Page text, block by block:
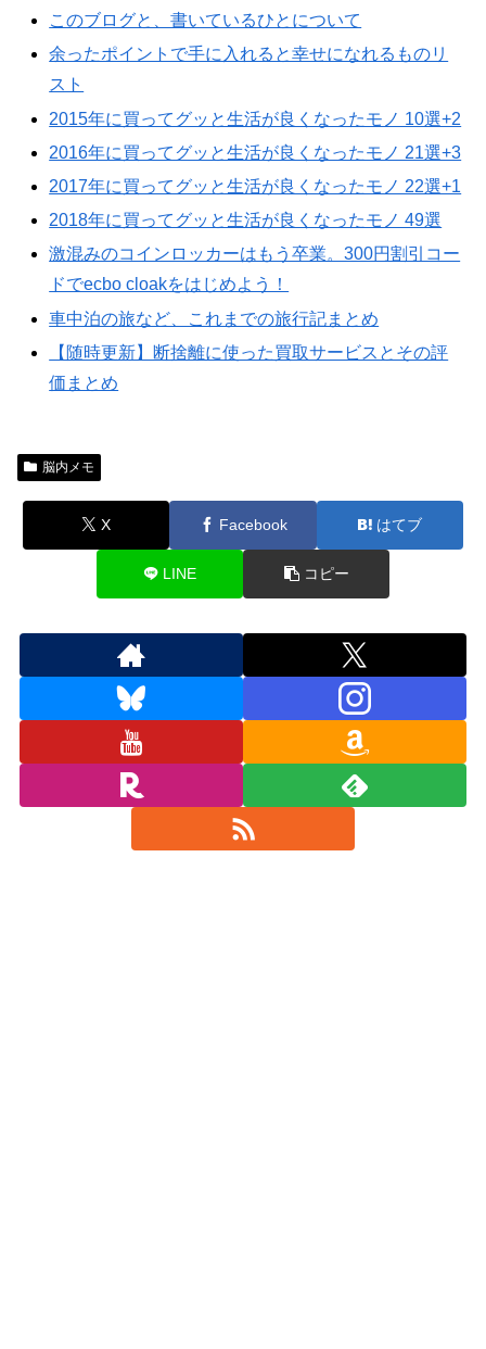
このブログと、書いているひとについて
余ったポイントで手に入れると幸せになれるものリ
スト
2015年に買ってグッと生活が良くなったモノ 10選+2
2016年に買ってグッと生活が良くなったモノ 21選+3
2017年に買ってグッと生活が良くなったモノ 22選+1
2018年に買ってグッと生活が良くなったモノ 49選
激混みのコインロッカーはもう卒業。300円割引コー
ドでecbo cloakをはじめよう！
車中泊の旅など、これまでの旅行記まとめ
【随時更新】断捨離に使った買取サービスとその評
価まとめ
脳内メモ
X Facebook はてブ
LINE コピー